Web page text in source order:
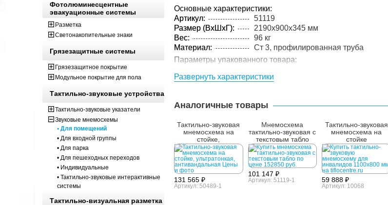
Основные характеристики:
Артикул:
51119
Размер (ВxШxГ):
2190x900x345 мм
Вес:
96 кг
Материал:
Ст 3, профилированная труба
Параметры упакованного товара:
Размер (ВxШxГ):
Вес:
110 кг
упаковке:
Развернуть характеристики
Аналогичные товары
Тактильно-звуковая
мнемосхема на
стойке,
ультратонкая,
антивандальная
131 565 ₽
Артикул: 50489-1
Мнемосхема
тактильно-звуковая с
текстовым табло
101 147 ₽
Артикул: 51119-1
Тактильно-звуковая
мнемосхема на
стойке
59 888 ₽
Артикул: 10068
Фотолюминесцентные
эвакуационные системы
Разметка
Светонакопительные знаки
Грязезащитные системы
Грязезащитное покрытие
Модульное покрытие для пола
Тактильно-звуковые устройства
Тактильно-звуковые указатели
Звуковые мнемосхемы
• Для помещений
• Для входной группы
• Для парка
• Для пешеходных переходов
• Индивидуальные
• Тактильно-звуковые интерактивные
системы
Тактильно-визуальная разметка